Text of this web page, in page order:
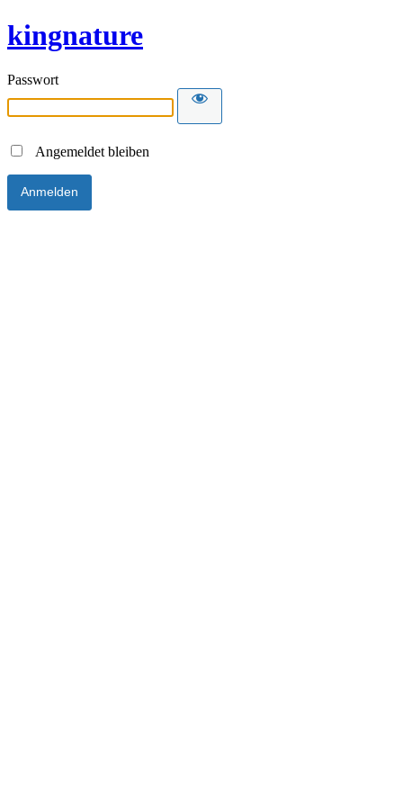
kingnature
Passwort
Angemeldet bleiben